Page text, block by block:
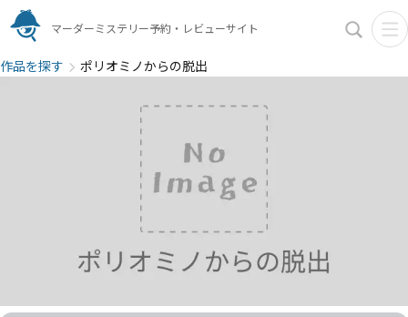
マーダーミステリー予約・レビューサイト
作品を探す ポリオミノからの脱出